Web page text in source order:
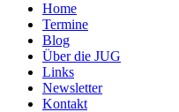
Home
Termine
Blog
Über die JUG
Links
Newsletter
Kontakt